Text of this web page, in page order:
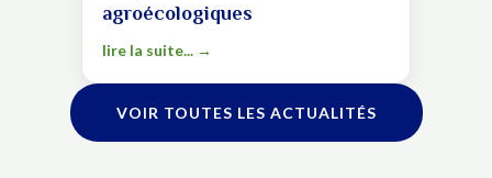
agroécologiques
lire la suite...
VOIR TOUTES LES ACTUALITÉS